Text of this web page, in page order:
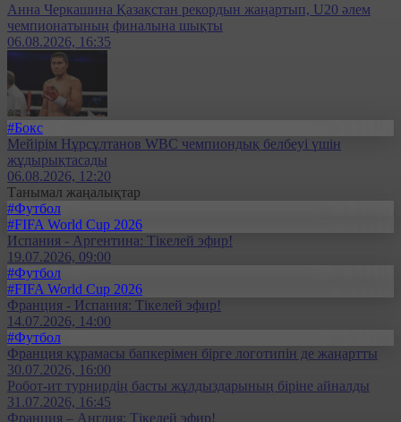
Анна Черкашина Қазақстан рекордын жаңартып, U20 әлем
чемпионатының финалына шықты
06.08.2026, 16:35
#Бокс
Мейірім Нұрсұлтанов WBC чемпиондық белбеуі үшін
жұдырықтасады
06.08.2026, 12:20
Танымал жаңалықтар
#Футбол
#FIFA World Cup 2026
Испания - Аргентина: Тікелей эфир!
19.07.2026, 09:00
#Футбол
#FIFA World Cup 2026
Франция - Испания: Тікелей эфир!
14.07.2026, 14:00
#Футбол
Франция құрамасы бапкерімен бірге логотипін де жаңартты
30.07.2026, 16:00
Робот-ит турнирдің басты жұлдыздарының біріне айналды
31.07.2026, 16:45
Франция – Англия: Тікелей эфир!